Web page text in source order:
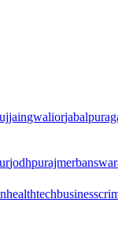
ujjaingwaliorjabalpur
jodhpurajmer
healthtechbusiness